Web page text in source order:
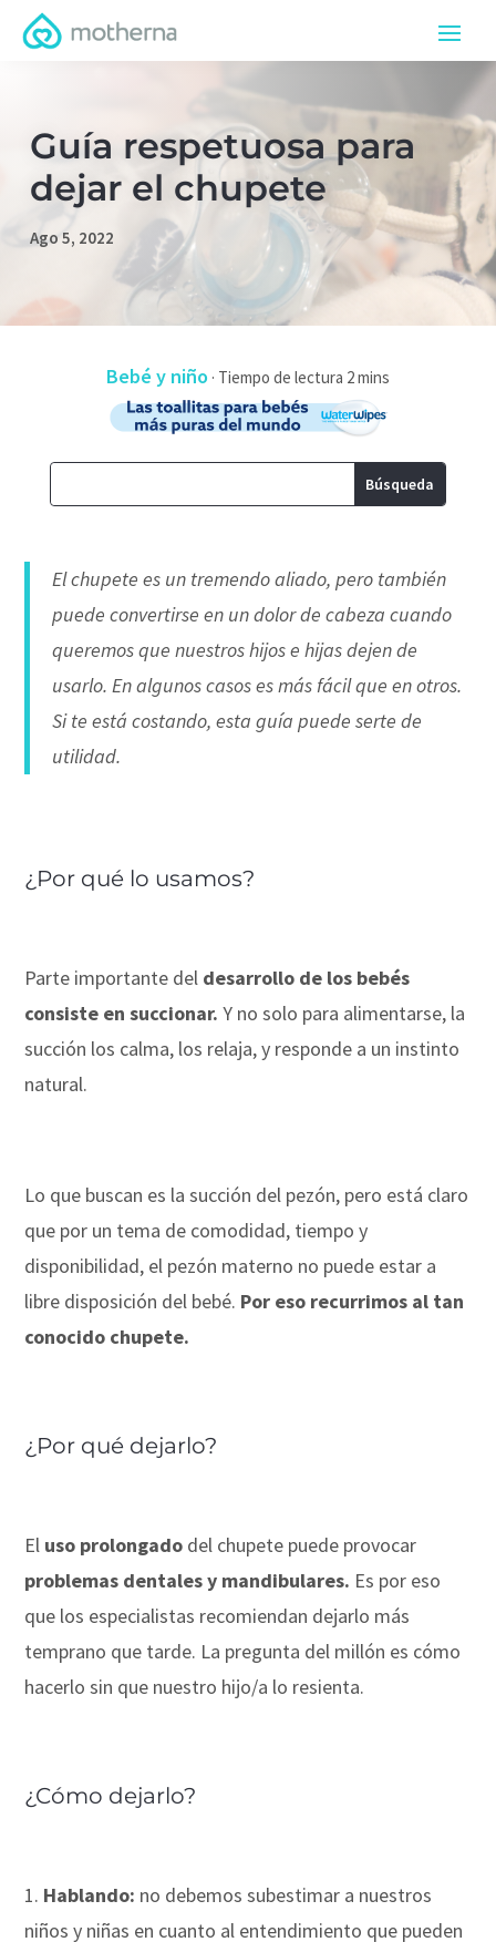
Guía respetuosa para
dejar el chupete
Ago 5, 2022
Bebé y niño ·
El chupete es un tremendo aliado, pero también
puede convertirse en un dolor de cabeza cuando
queremos que nuestros hijos e hijas dejen de
usarlo. En algunos casos es más fácil que en otros.
Si te está costando, esta guía puede serte de
utilidad.
¿Por qué lo usamos?
Parte importante del desarrollo de los bebés
consiste en succionar. Y no solo para alimentarse, la
succión los calma, los relaja, y responde a un instinto
natural.
Lo que buscan es la succión del pezón, pero está claro
que por un tema de comodidad, tiempo y
disponibilidad, el pezón materno no puede estar a
libre disposición del bebé. Por eso recurrimos al tan
conocido chupete.
¿Por qué dejarlo?
El uso prolongado del chupete puede provocar
problemas dentales y mandibulares. Es por eso
que los especialistas recomiendan dejarlo más
temprano que tarde. La pregunta del millón es cómo
hacerlo sin que nuestro hijo/a lo resienta.
¿Cómo dejarlo?
Hablando: no debemos subestimar a nuestros
niños y niñas en cuanto al entendimiento que pueden